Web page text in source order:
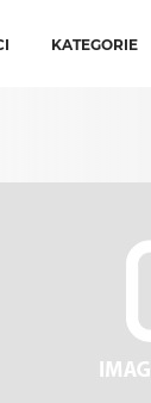
KATEGORIE